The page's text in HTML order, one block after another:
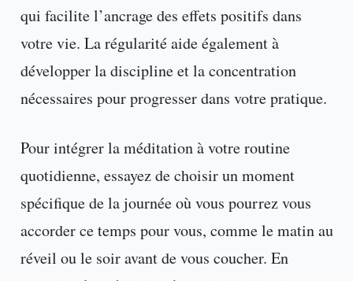
qui facilite l’ancrage des effets positifs dans
votre vie. La régularité aide également à
développer la discipline et la concentration
nécessaires pour progresser dans votre pratique.
Pour intégrer la méditation à votre routine
quotidienne, essayez de choisir un moment
spécifique de la journée où vous pourrez vous
accorder ce temps pour vous, comme le matin au
réveil ou le soir avant de vous coucher. En